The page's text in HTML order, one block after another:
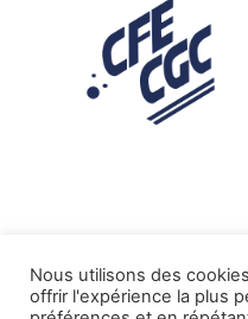
Mentions légales
Nous utilisons des
offrir l'expérience la plus